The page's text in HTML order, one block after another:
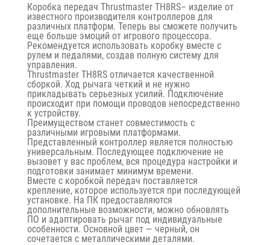
Коробка передач Thrustmaster TH8RS– изделие от
известного производителя контроллеров для
различных платформ. Теперь вы сможете получить
еще больше эмоций от игрового процессора.
Рекомендуется использовать коробку вместе с
рулем и педалями, создав полную систему для
управления.
Thrustmaster TH8RS отличается качественной
сборкой. Ход рычага четкий и не нужно
прикладывать серьезных усилий. Подключение
происходит при помощи проводов непосредственно
к устройству.
Преимуществом станет совместимость с
различными игровыми платформами.
Представленный контроллер является полностью
универсальным. Последующее подключение не
вызовет у вас проблем, вся процедура настройки и
подготовки занимает минимум времени.
Вместе с коробкой передач поставляется
крепление, которое используется при последующей
установке. На ПК предоставляются
дополнительные возможности, можно обновлять
ПО и адаптировать рычаг под индивидуальные
особенности. Основной цвет — черный, он
сочетается с металлическими деталями.